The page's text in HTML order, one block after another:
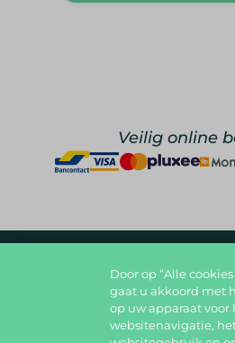
Veilig online
foodlover@foodbag.be 09 298
Deel jouw gerechten op
Door op “Alle
gaat u akkoord met
op uw apparaat voor
websitenavigatie,